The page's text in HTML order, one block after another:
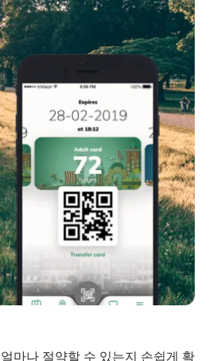
마나 절약할 수 있는지 손쉽게 확